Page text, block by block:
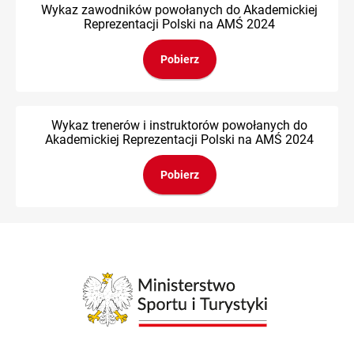
Wykaz zawodników powołanych do Akademickiej
Reprezentacji Polski na AMŚ 2024
Pobierz
Wykaz trenerów i instruktorów powołanych do
Akademickiej Reprezentacji Polski na AMŚ 2024
Pobierz